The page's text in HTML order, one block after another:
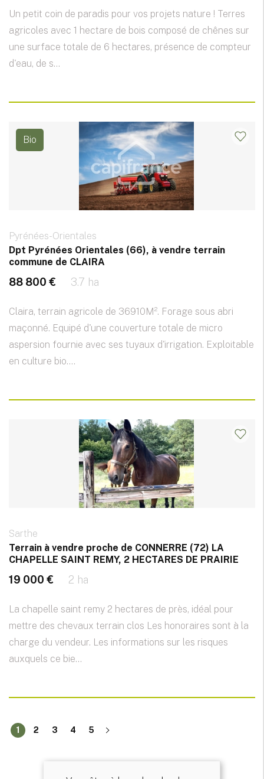
Un petit coin de paradis pour vos projets nature ! Terres
agricoles avec 1 hectare de bois composé de chênes sur
une surface totale de 6 hectares, présence de compteur
d'eau, de s...
Bio
Pyrénées-Orientales
Dpt Pyrénées Orientales (66), à vendre terrain
commune de CLAIRA
88 800 € 3.7 ha
Claira, terrain agricole de 36910M². Forage sous abri
maçonné. Equipé d'une couverture totale de micro
aspersion fournie avec ses tuyaux d'irrigation. Exploitable
en culture bio....
Sarthe
Terrain à vendre proche de CONNERRE (72) LA
CHAPELLE SAINT REMY, 2 HECTARES DE PRAIRIE
19 000 € 2 ha
La chapelle saint remy 2 hectares de près, idéal pour
mettre des chevaux terrain clos Les honoraires sont à la
charge du vendeur. Les informations sur les risques
auxquels ce bie...
1 2 3 4 5